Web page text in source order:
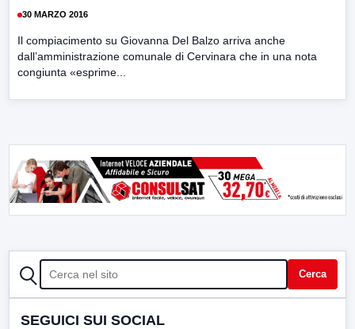
30 MARZO 2016
Il compiacimento su Giovanna Del Balzo arriva anche
dall’amministrazione comunale di Cervinara che in una nota
congiunta «esprime...
CERCA Cerca
SEGUICI SUI SOCIAL